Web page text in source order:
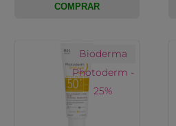
COMPRAR
Bioderma
Photoderm -
25%